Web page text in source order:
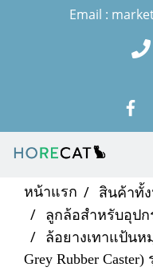
Email :
หน้าแรก สินค้าทั้
ลูกล้อสำหรับอุป
ล้อยางเทาแป้นห
Grey Rubber